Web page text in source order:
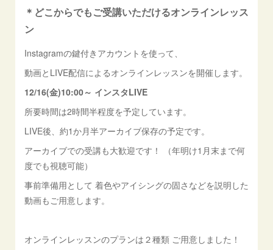
＊どこからでもご受講いただけるオンラインレッス
ン
Instagramの鍵付きアカウントを使って、
動画とLIVE配信によるオンラインレッスンを開催します。
12/16(金)10:00～ インスタLIVE
所要時間は2時間半程度を予定しています。
LIVE後、約1か月半アーカイブ保存の予定です。
アーカイブでの受講も大歓迎です！ （年明け1月末まで何
度でも視聴可能）
事前準備用として 着色やアイシングの固さなどを説明した
動画もご用意します。
オンラインレッスンのプランは２種類 ご用意しました！